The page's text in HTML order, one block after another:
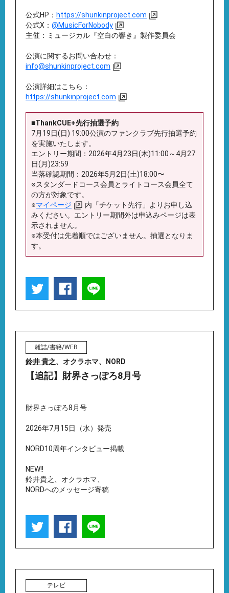
公式HP： https://shunkinproject.com
公式X： @MusicForNobody
主催：ミュージカル『空白の響き』製作委員会
公演に関するお問い合わせ：
info@shunkinproject.com
公演詳細はこちら：
https://shunkinproject.com
■ThankCUE+先行抽選予約
7月19日(日) 19:00公演のファンクラブ先行抽選予約
を実施いたします。
エントリー期間：2026年4月23日(木)11:00～4月27
日(月)23:59
当落確認期間：2026年5月2日(土)18:00〜
※スタンダードコース会員とライトコース会員全て
の方が対象です。
※マイページ
内「チケット先行」よりお申し込
みください。エントリー期間外は申込みページは表
示されません。
※本受付は先着順ではございません。抽選となりま
す。
雑誌/書籍/WEB
鈴井 貴之、オクラホマ、NORD
【追記】財界さっぽろ8月号
財界さっぽろ8月号
2026年7月15日（水）発売
NORD10周年インタビュー掲載
NEW!!
鈴井貴之、オクラホマ、
NORDへのメッセージ寄稿
テレビ